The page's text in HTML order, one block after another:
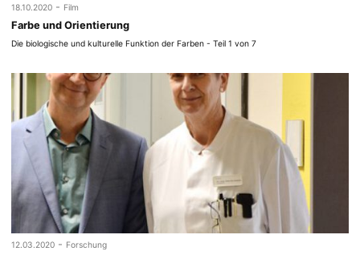
18.10.2020 - Film
Farbe und Orientierung
Die biologische und kulturelle Funktion der Farben - Teil 1 von 7
12.03.2020 - Forschung